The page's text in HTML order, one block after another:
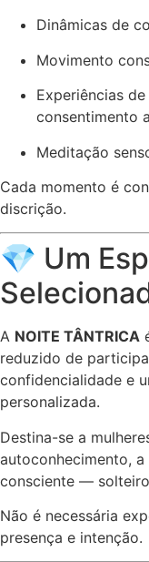
Dinâmicas de
Movimento
Experiências
consentimento
Meditação
Cada momento é
discrição.
💎 Um
A NOITE TÂNTRICA
reduzido de
confidencialidade e
personalizada.
Destina-se a
autoconhecimento,
consciente —
Não é necessária
presença e intenção.